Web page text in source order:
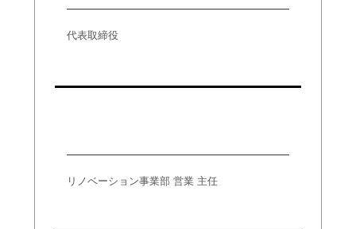
代表取締役
リノベーション事業部 営業 主任